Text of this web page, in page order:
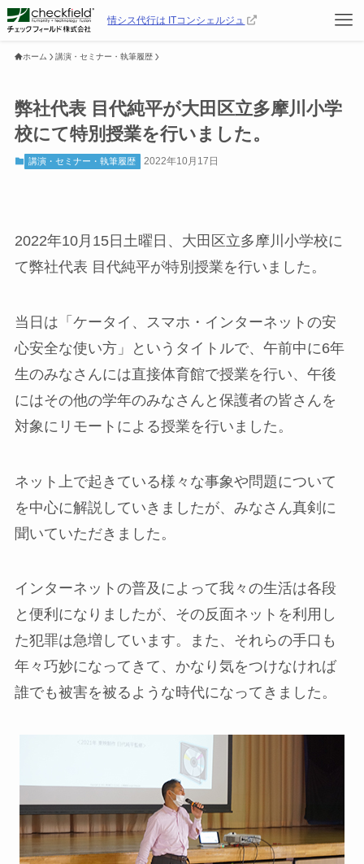
情シス代行は ITコンシェルジュ
ホーム 講演・セミナー・執筆履歴
弊社代表 目代純平が大田区立多摩川小学
校にて特別授業を行いました。
講演・セミナー・執筆履歴 2022年10月17日
2022年10月15日土曜日、大田区立多摩川小学校に
て弊社代表 目代純平が特別授業を行いました。
当日は「ケータイ、スマホ・インターネットの安
心安全な使い方」というタイトルで、午前中に6年
生のみなさんには直接体育館で授業を行い、午後
にはその他の学年のみなさんと保護者の皆さんを
対象にリモートによる授業を行いました。
ネット上で起きている様々な事象や問題について
を中心に解説していきましたが、みなさん真剣に
聞いていただきました。
インターネットの普及によって我々の生活は各段
と便利になりましたが、その反面ネットを利用し
た犯罪は急増しています。また、それらの手口も
年々巧妙になってきて、かなり気をつけなければ
誰でも被害を被るような時代になってきました。